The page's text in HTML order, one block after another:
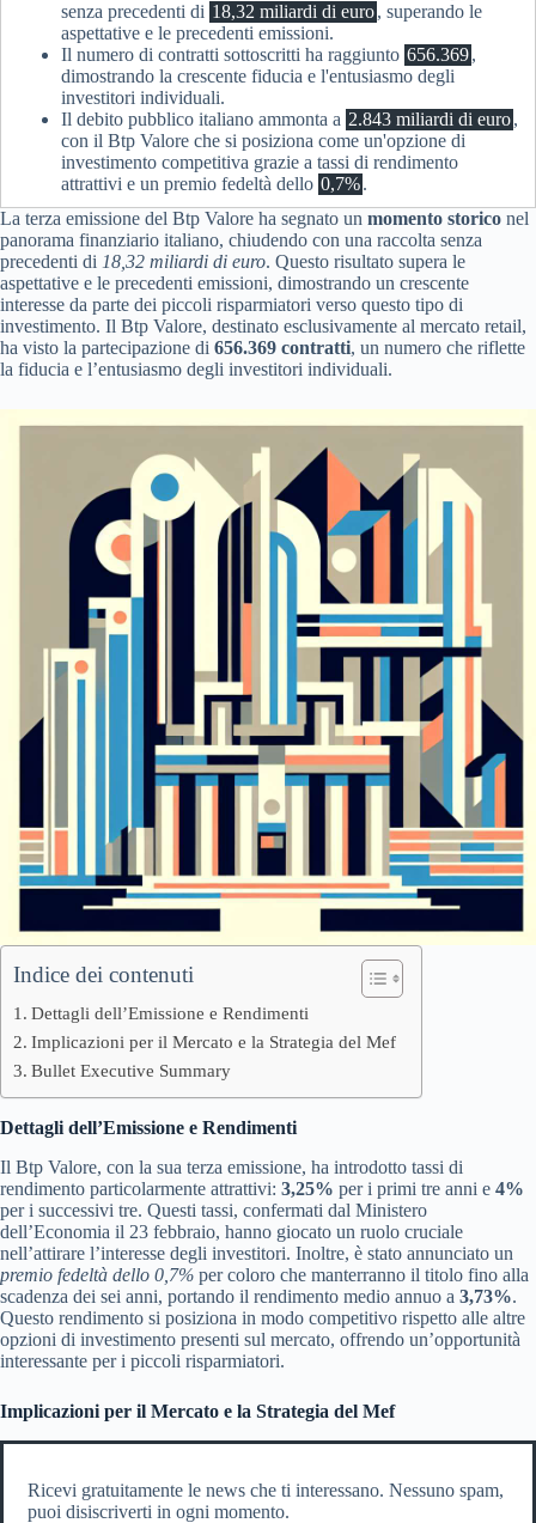
senza precedenti di 18,32 miliardi di euro, superando le
aspettative e le precedenti emissioni.
Il numero di contratti sottoscritti ha raggiunto 656.369,
dimostrando la crescente fiducia e l'entusiasmo degli
investitori individuali.
Il debito pubblico italiano ammonta a 2.843 miliardi di euro,
con il Btp Valore che si posiziona come un'opzione di
investimento competitiva grazie a tassi di rendimento
attrattivi e un premio fedeltà dello 0,7%.
La terza emissione del Btp Valore ha segnato un momento storico nel
panorama finanziario italiano, chiudendo con una raccolta senza
precedenti di 18,32 miliardi di euro. Questo risultato supera le
aspettative e le precedenti emissioni, dimostrando un crescente
interesse da parte dei piccoli risparmiatori verso questo tipo di
investimento. Il Btp Valore, destinato esclusivamente al mercato retail,
ha visto la partecipazione di 656.369 contratti, un numero che riflette
la fiducia e l’entusiasmo degli investitori individuali.
Indice dei contenuti
Dettagli dell’Emissione e Rendimenti
Implicazioni per il Mercato e la Strategia del Mef
Bullet Executive Summary
Dettagli dell’Emissione e Rendimenti
Il Btp Valore, con la sua terza emissione, ha introdotto tassi di
rendimento particolarmente attrattivi: 3,25% per i primi tre anni e 4%
per i successivi tre. Questi tassi, confermati dal Ministero
dell’Economia il 23 febbraio, hanno giocato un ruolo cruciale
nell’attirare l’interesse degli investitori. Inoltre, è stato annunciato un
premio fedeltà dello 0,7% per coloro che manterranno il titolo fino alla
scadenza dei sei anni, portando il rendimento medio annuo a 3,73%.
Questo rendimento si posiziona in modo competitivo rispetto alle altre
opzioni di investimento presenti sul mercato, offrendo un’opportunità
interessante per i piccoli risparmiatori.
Implicazioni per il Mercato e la Strategia del Mef
Ricevi gratuitamente le news che ti interessano. Nessuno spam,
puoi disiscriverti in ogni momento.